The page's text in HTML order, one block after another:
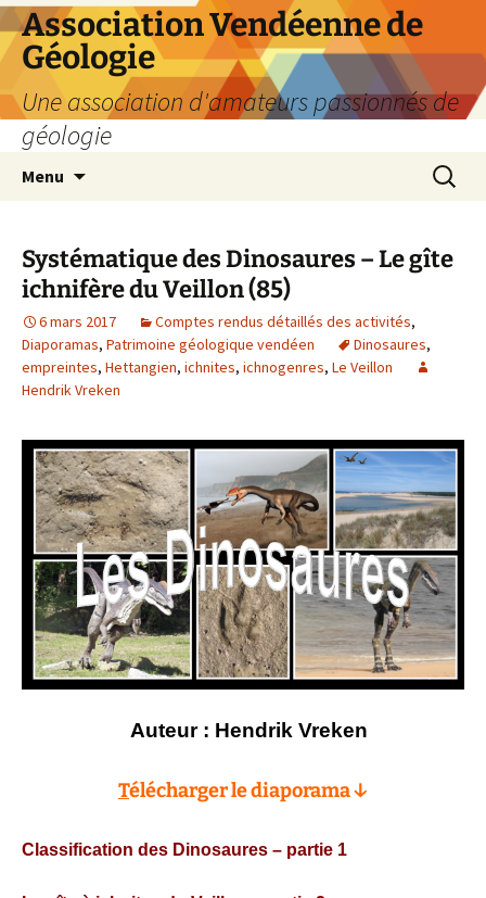
Aller
au
contenu
Association Vendéenne de
Géologie
Une association d'amateurs passionnés de
géologie
Menu
Systématique des Dinosaures – Le gîte
ichnifère du Veillon (85)
6 mars 2017 Comptes rendus détaillés des activités,
Diaporamas, Patrimoine géologique vendéen Dinosaures,
empreintes, Hettangien, ichnites, ichnogenres, Le Veillon
Hendrik Vreken
Auteur : Hendrik Vreken
Télécharger le diaporama ↓
Classification des Dinosaures – partie 1